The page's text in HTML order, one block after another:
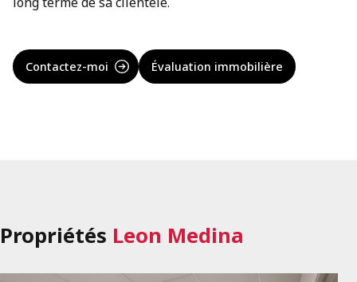
Contactez-moi Évaluation immobilière
Propriétés Leon Medina